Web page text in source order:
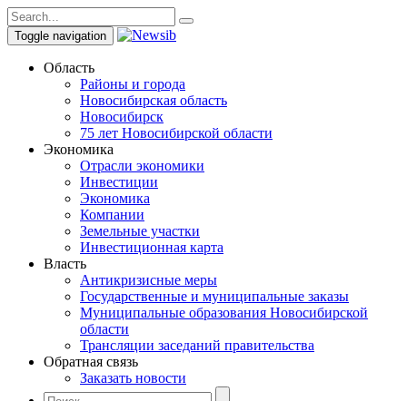
Toggle navigation
Область
Районы и города
Новосибирская область
Новосибирск
75 лет Новосибирской области
Экономика
Отрасли экономики
Инвестиции
Экономика
Компании
Земельные участки
Инвестиционная карта
Власть
Антикризисные меры
Государственные и муниципальные заказы
Муниципальные образования Новосибирской
области
Трансляции заседаний правительства
Обратная связь
Заказать новости